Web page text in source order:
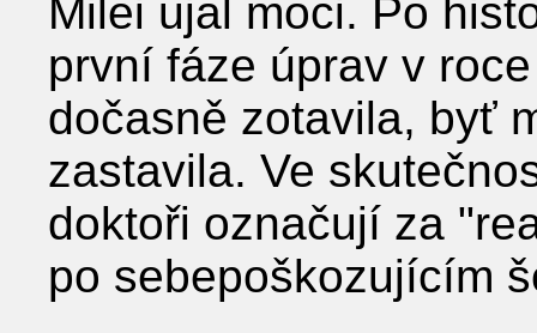
Milei ujal moci. Po
první fáze úprav v
dočasně zotavila, byť
zastavila. Ve
doktoři označují za
po sebepoškozujícím